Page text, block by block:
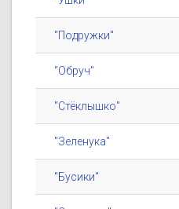
"Подружки"
"Обруч"
"Стёклышко"
"Зеленука"
"Бусики"